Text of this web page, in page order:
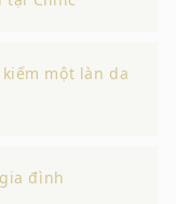
một làn da
đình